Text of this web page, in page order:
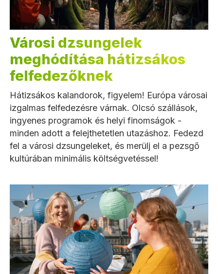
Városi dzsungelek
meghódítása hátizsákos
felfedezőknek
Hátizsákos kalandorok, figyelem! Európa városai
izgalmas felfedezésre várnak. Olcsó szállások,
ingyenes programok és helyi finomságok -
minden adott a felejthetetlen utazáshoz. Fedezd
fel a városi dzsungeleket, és merülj el a pezsgő
kultúrában minimális költségvetéssel!